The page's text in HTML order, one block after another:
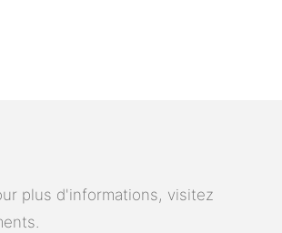
plus d'informations, visitez